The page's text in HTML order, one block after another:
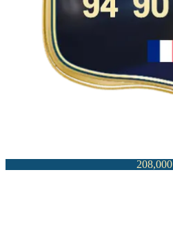
208,000